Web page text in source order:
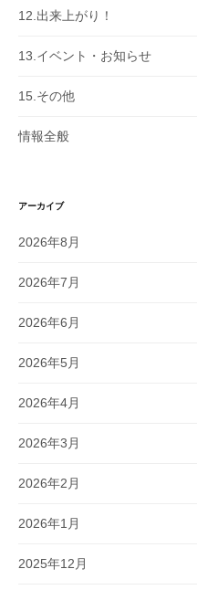
12.出来上がり！
13.イベント・お知らせ
15.その他
情報全般
アーカイブ
2026年8月
2026年7月
2026年6月
2026年5月
2026年4月
2026年3月
2026年2月
2026年1月
2025年12月